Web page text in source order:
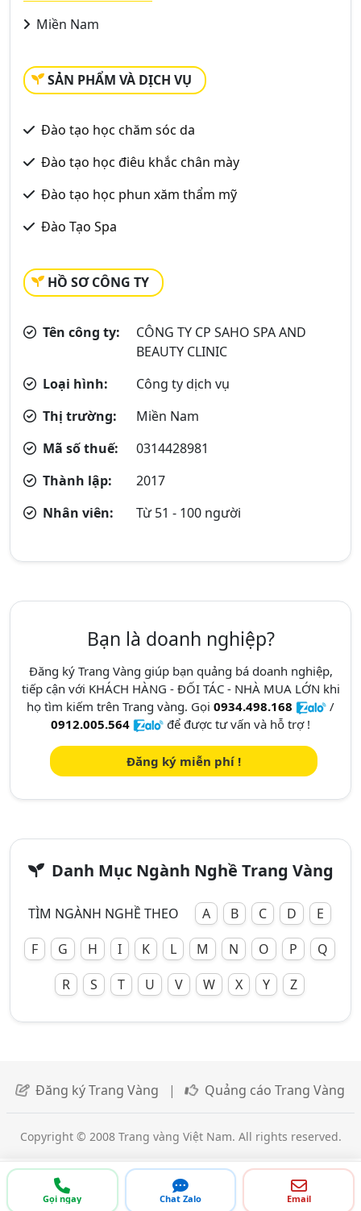
Miền Nam
SẢN PHẨM VÀ DỊCH VỤ
Đào tạo học chăm sóc da
Đào tạo học điêu khắc chân mày
Đào tạo học phun xăm thẩm mỹ
Đào Tạo Spa
HỒ SƠ CÔNG TY
Tên công ty:
CÔNG TY CP SAHO SPA AND
BEAUTY CLINIC
Loại hình:
Công ty dịch vụ
Thị trường:
Miền Nam
Mã số thuế:
0314428981
Thành lập:
2017
Nhân viên:
Từ 51 - 100 người
Gọi ngay Chat Zalo Email
Bạn là doanh nghiệp?
Đăng ký Trang Vàng giúp bạn quảng bá doanh nghiệp,
tiếp cận với KHÁCH HÀNG - ĐỐI TÁC - NHÀ MUA LỚN khi
họ tìm kiếm trên Trang vàng. Gọi 0934.498.168
/
0912.005.564
để được tư vấn và hỗ trợ !
Đăng ký miễn phí !
Danh Mục Ngành Nghề Trang Vàng
TÌM NGÀNH NGHỀ THEO A B C D
E
F
G H I K L M N O P
Q
R
S T U V W X Y Z
Đăng ký Trang Vàng | Quảng cáo Trang Vàng
Copyright © 2008 Trang vàng Việt Nam. All rights reserved.